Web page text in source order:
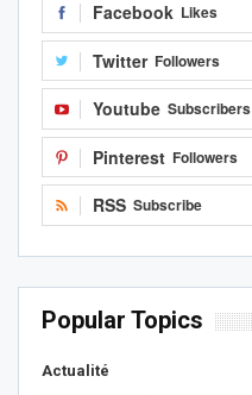
Facebook Likes
Twitter Followers
Youtube Subscribers
Pinterest Followers
RSS Subscribe
Popular Topics
Actualité